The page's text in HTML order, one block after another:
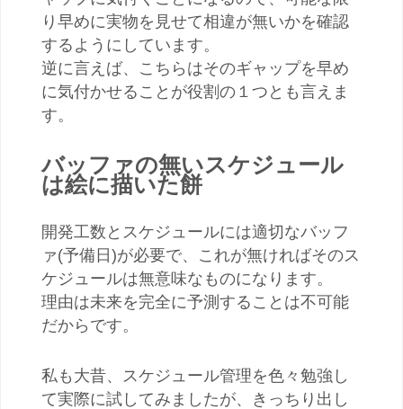
り早めに実物を見せて相違が無いかを確認
するようにしています。
逆に言えば、こちらはそのギャップを早め
に気付かせることが役割の１つとも言えま
す。
バッファの無いスケジュール
は絵に描いた餅
開発工数とスケジュールには適切なバッフ
ァ(予備日)が必要で、これが無ければそのス
ケジュールは無意味なものになります。
理由は未来を完全に予測することは不可能
だからです。
私も大昔、スケジュール管理を色々勉強し
て実際に試してみましたが、きっちり出し